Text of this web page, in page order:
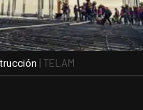
| TELAM